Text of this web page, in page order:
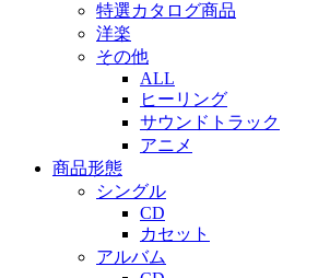
特選カタログ商品
洋楽
その他
ALL
ヒーリング
サウンドトラック
アニメ
商品形態
シングル
CD
カセット
アルバム